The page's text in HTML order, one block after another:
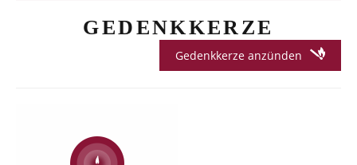
GEDENKKERZE
Gedenkkerze anzünden